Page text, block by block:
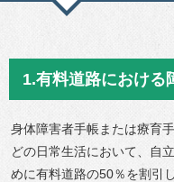
1.有料道路における
身体障害者手帳または療育
どの日常生活において、自
めに有料道路の50％を割引し